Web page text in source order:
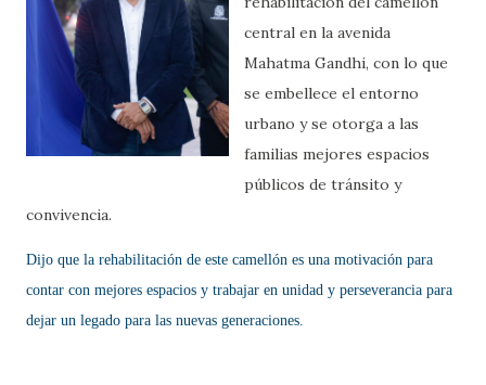
central en la avenida
Mahatma Gandhi, con lo que
se embellece el entorno
urbano y se otorga a las
familias mejores espacios
públicos de tránsito y
convivencia.
Dijo que la rehabilitación de este camellón es una motivación para
contar con mejores espacios y trabajar en unidad y perseverancia para
dejar un legado para las nuevas generaciones.